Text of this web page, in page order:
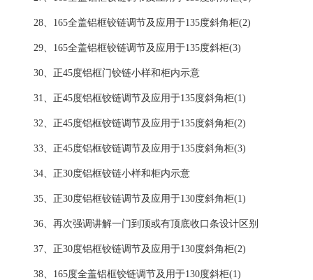
28、165全盖铝框铰链调节及应用于135度斜角柜(2)
29、165全盖铝框铰链调节及应用于135度斜柜(3)
30、正45度铝框门铰链小样和柜内示意
31、正45度铝框铰链调节及应用于135度斜角柜(1)
32、正45度铝框铰链调节及应用于135度斜角柜(2)
33、正45度铝框铰链调节及应用于135度斜角柜(3)
34、正30度铝框铰链小样和柜内示意
35、正30度铝框铰链调节及应用于130度斜角柜(1)
36、再次强调讲解一门到顶或有顶底收口条设计区别
37、正30度铝框铰链调节及应用于130度斜角柜(2)
38、165度全盖铝框铰链调节及用于130度斜柜(1)